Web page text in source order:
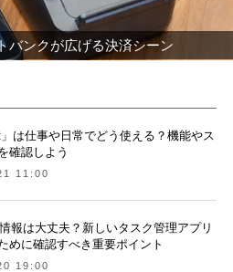
バンクが広げる決済シーン
」は仕事や日常でどう使える？機能やス
確認しよう
11:00
報は大丈夫？新しいタスク管理アプリ
めに確認すべき重要ポイント
19:00